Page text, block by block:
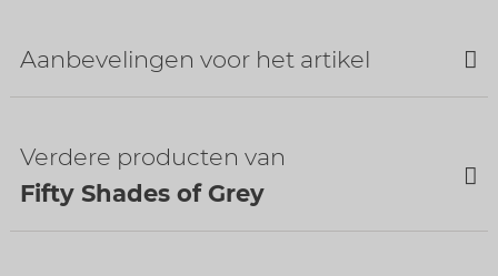
Verpakkings­eenheid / doos:
Art. nr.: 05976000000
Barcode: 5060680311150 (EAN-13)
Land van herkomst: CN
Beschikbaarheid
Aanbevelingen voor het artikel
Verdere producten van
Fifty Shades of Grey